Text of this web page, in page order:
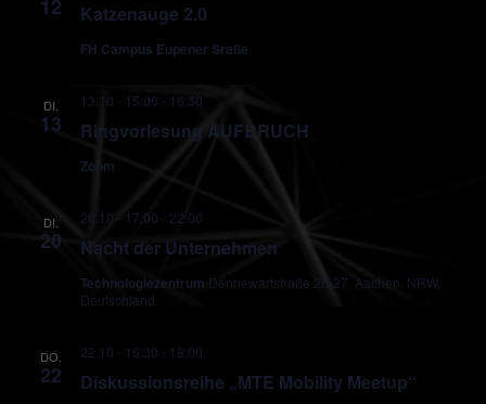
12 Katzenauge 2.0
FH Campus Eupener Sraße
DI.
13 Ringvorlesung AUFBRUCH
13.10 - 15:00 - 16:30
Zoom
DI.
20 Nacht der Unternehmen
20.10 - 17:00 - 22:00
Technologiezentrum Dennewartstraße 25-27, Aachen, NRW,
Deutschland
DO.
22 Diskussionsreihe „MTE Mobility Meetup“
22.10 - 16:30 - 18:00